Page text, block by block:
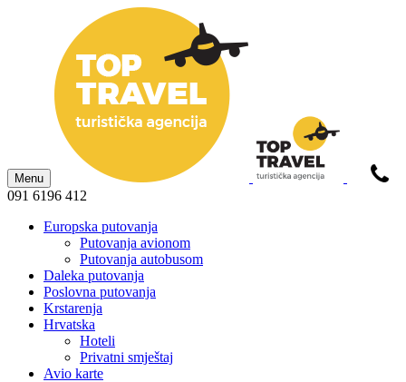
Menu
091 6196 412
Europska putovanja
Putovanja avionom
Putovanja autobusom
Daleka putovanja
Poslovna putovanja
Krstarenja
Hrvatska
Hoteli
Privatni smještaj
Avio karte